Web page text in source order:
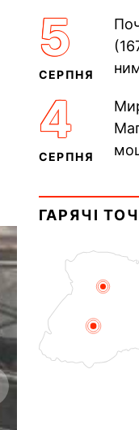
5
СЕРПНЯ
4
СЕРПНЯ
ГАРЯЧІ